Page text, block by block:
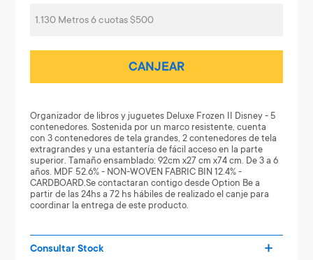
1.130 Metros 6 cuotas $500
CANJEAR
Organizador de libros y juguetes Deluxe Frozen II Disney - 5
contenedores. Sostenida por un marco resistente, cuenta
con 3 contenedores de tela grandes, 2 contenedores de tela
extragrandes y una estantería de fácil acceso en la parte
superior. Tamaño ensamblado: 92cm x27 cm x74 cm. De 3 a 6
años. MDF 52.6% - NON-WOVEN FABRIC BIN 12.4% -
CARDBOARD.Se contactaran contigo desde Option Be a
partir de las 24hs a 72 hs hábiles de realizado el canje para
coordinar la entrega de este producto.
Consultar Stock